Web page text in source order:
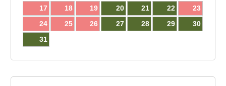
17
18 19 20 21 22
23
24
25 26 27 28 29
30
31